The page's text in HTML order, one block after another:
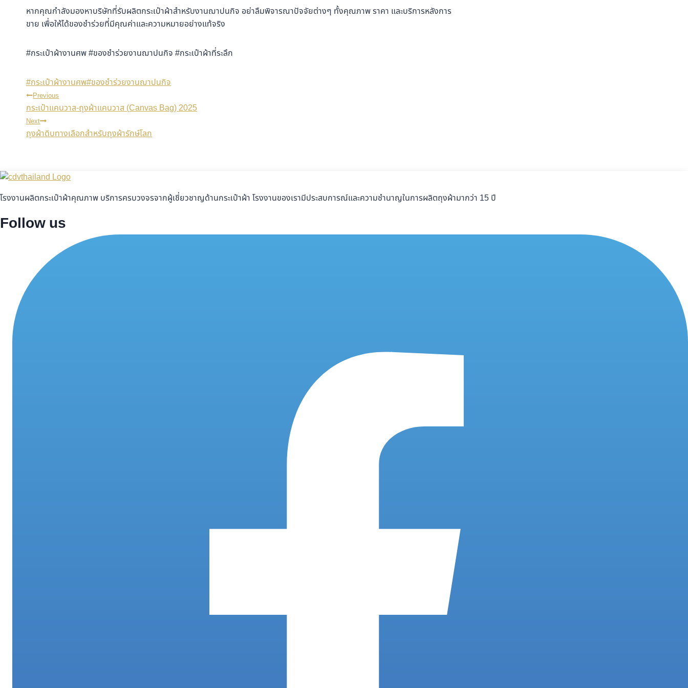
หากคุณกำลังมองหาบริษัทที่รับผลิตกระเป๋าผ้าสำหรับงานฌาปนกิจ อย่าลืมพิจารณาปัจจัยต่างๆ ทั้งคุณภาพ ราคา และบริการหลังการ
ขาย เพื่อให้ได้ของชำร่วยที่มีคุณค่าและความหมายอย่างแท้จริง
#กระเป๋าผ้างานศพ #ของชำร่วยงานฌาปนกิจ #กระเป๋าผ้าที่ระลึก
#กระเป๋าผ้างานศพ#ของชำร่วยงานฌาปนกิจ
Previous
กระเป๋าแคนวาส-ถุงผ้าแคนวาส (Canvas Bag) 2025
Next
ถุงผ้าดิบทางเลือกสำหรับถุงผ้ารักษ์โลก
โรงงานผลิตกระเป๋าผ้าคุณภาพ บริการครบวงจรจากผู้เชี่ยวชาญด้านกระเป๋าผ้า โรงงานของเรามีประสบการณ์และความชำนาญในการผลิตถุงผ้ามากว่า 15 ปี
Follow us